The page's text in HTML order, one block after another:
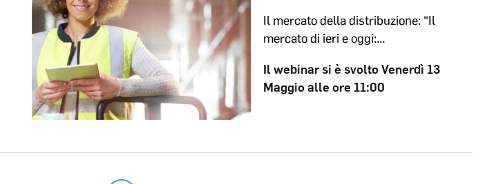
Il mercato della distribuzione: “Il
mercato di ieri e oggi:…
Il webinar si è svolto Venerdì 13
Maggio alle ore 11:00